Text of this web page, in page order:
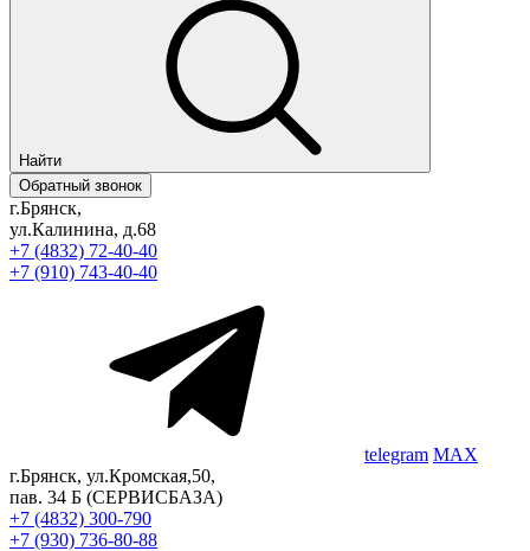
Найти
Обратный звонок
г.Брянск,
ул.Калинина, д.68
+7 (4832) 72-40-40
+7 (910) 743-40-40
telegram MAX
г.Брянск, ул.Кромская,50,
пав. 34 Б (СЕРВИСБАЗА)
+7 (4832) 300-790
+7 (930) 736-80-88